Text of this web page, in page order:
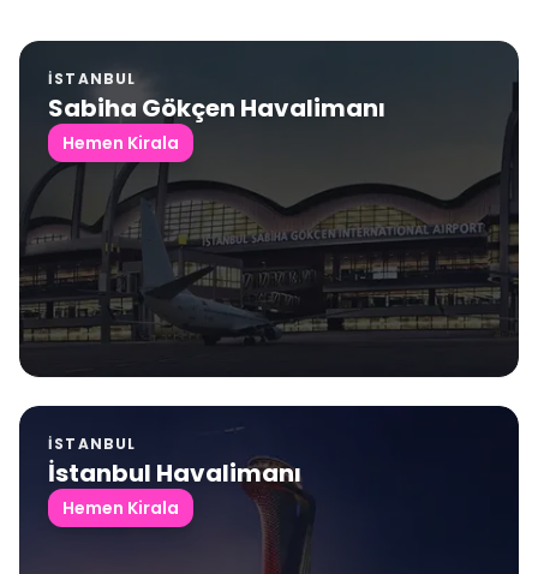
İSTANBUL
Sabiha Gökçen Havalimanı
Hemen Kirala
İSTANBUL
İstanbul Havalimanı
Hemen Kirala